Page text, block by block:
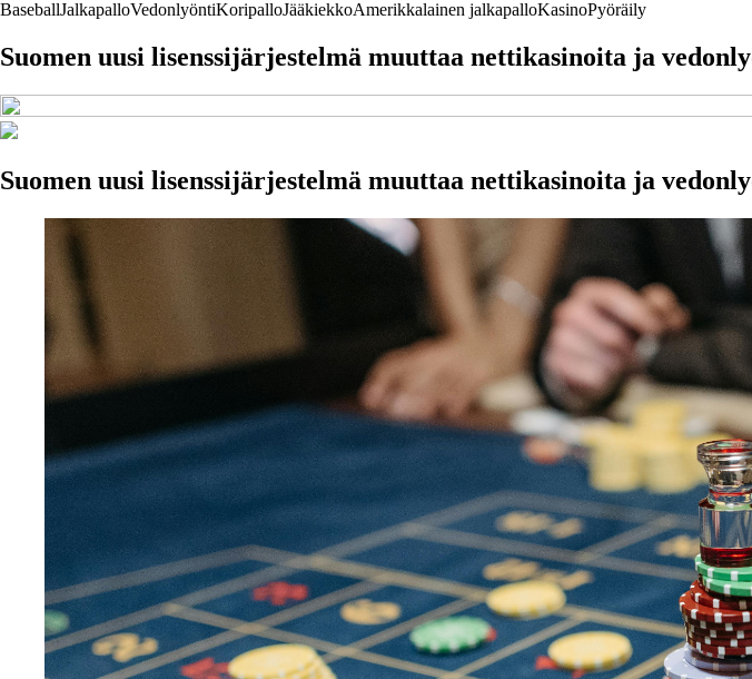
BaseballJalkapalloVedonlyöntiKoripalloJääkiekkoAmerikkalainen jalkapalloKasinoPyöräily
Suomen uusi lisenssijärjestelmä muuttaa nettikasinoita ja
Suomen uusi lisenssijärjestelmä muuttaa nettikasinoita ja